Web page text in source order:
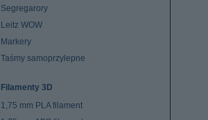
Segregarory
Leitz WOW
Markery
Taśmy samoprzylepne
Filamenty 3D
1,75 mm PLA filament